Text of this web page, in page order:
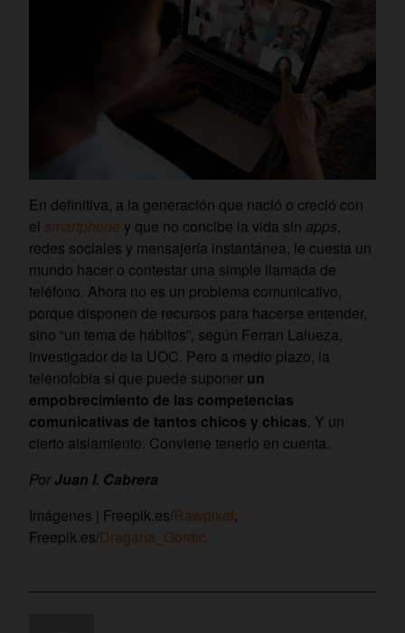
En definitiva, a la generación que nació o creció con
el smartphone y que no concibe la vida sin apps,
redes sociales y mensajería instantánea, le cuesta un
mundo hacer o contestar una simple llamada de
teléfono. Ahora no es un problema comunicativo,
porque disponen de recursos para hacerse entender,
sino “un tema de hábitos”, según Ferran Lalueza,
investigador de la UOC. Pero a medio plazo, la
telenofobia sí que puede suponer un
empobrecimiento de las competencias
comunicativas de tantos chicos y chicas. Y un
cierto aislamiento. Conviene tenerlo en cuenta.
PorJuan I. Cabrera
Imágenes | Freepik.es/Rawpixel,
Freepik.es/Dragana_Gordic